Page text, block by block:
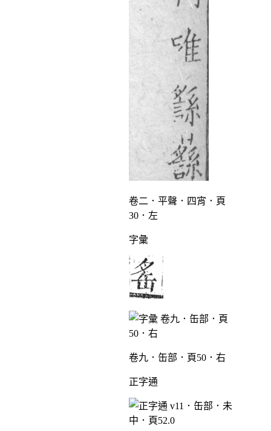
卷二．平聲．四宵．頁
30．左
字彙
卷九．缶部．頁50．右
正字通